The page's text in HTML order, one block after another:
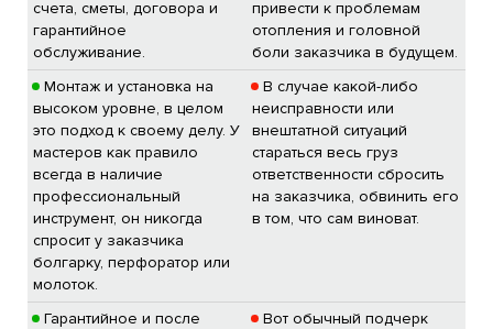
счета, сметы, договора и
гарантийное
обслуживание.
привести к проблемам
отопления и головной
боли заказчика в будущем.
Монтаж и установка на
высоком уровне, в целом
это подход к своему делу. У
мастеров как правило
всегда в наличие
профессиональный
инструмент, он никогда
спросит у заказчика
болгарку, перфоратор или
молоток.
В случае какой-либо
неисправности или
внештатной ситуаций
стараться весь груз
ответственности сбросить
на заказчика, обвинить его
в том, что сам виноват.
Гарантийное и после
Вот обычный подчерк